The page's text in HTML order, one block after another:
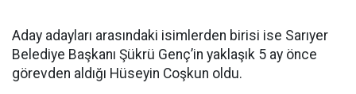
Aday adayları arasındaki isimlerden birisi ise Sarıyer
Belediye Başkanı Şükrü Genç’in yaklaşık 5 ay önce
görevden aldığı Hüseyin Coşkun oldu.